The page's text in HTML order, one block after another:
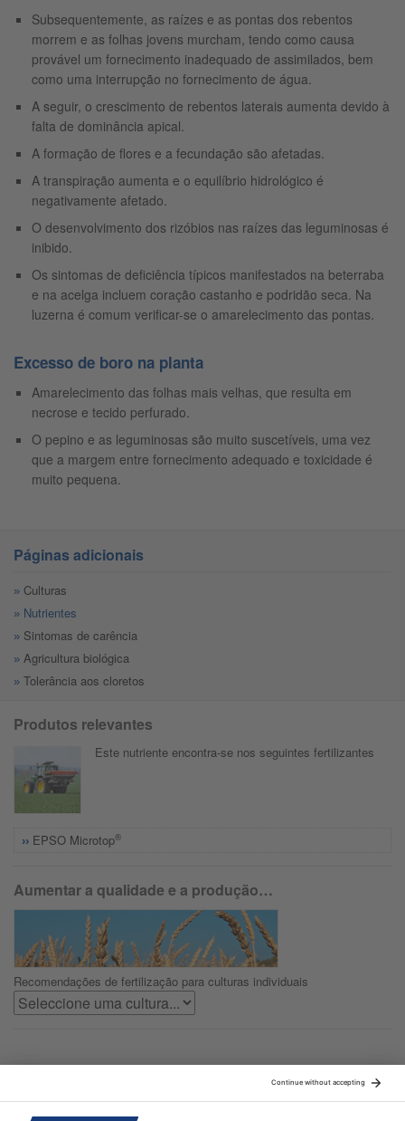
Subsequentemente, as raízes e as pontas dos rebentos
morrem e as folhas jovens murcham, tendo como causa
provável um fornecimento inadequado de assimilados, bem
como uma interrupção no fornecimento de água.
A seguir, o crescimento de rebentos laterais aumenta devido à
falta de dominância apical.
A formação de flores e a fecundação são afetadas.
A transpiração aumenta e o equilíbrio hidrológico é
negativamente afetado.
O desenvolvimento dos rizóbios nas raízes das leguminosas é
inibido.
Os sintomas de deficiência típicos manifestados na beterraba
e na acelga incluem coração castanho e podridão seca. Na
luzerna é comum verificar-se o amarelecimento das pontas.
Excesso de boro na planta
Amarelecimento das folhas mais velhas, que resulta em
necrose e tecido perfurado.
O pepino e as leguminosas são muito suscetíveis, uma vez
que a margem entre fornecimento adequado e toxicidade é
muito pequena.
Páginas adicionais
Culturas
Nutrientes
Sintomas de carência
Agricultura biológica
Tolerância aos cloretos
Produtos relevantes
Este nutriente encontra-se nos seguintes fertilizantes
EPSO Microtop®
Aumentar a qualidade e a produção…
Recomendações de fertilização para culturas individuais
Sitemap